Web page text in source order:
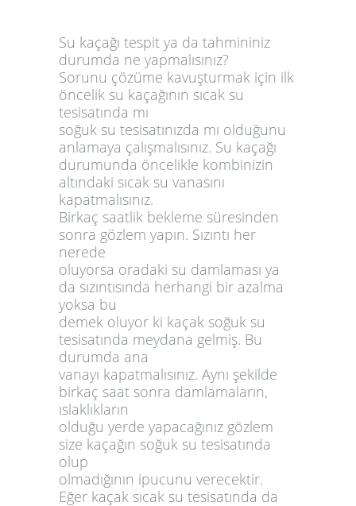
Su kaçağı tespit ya da tahmininiz
durumda ne yapmalısınız?
Sorunu çözüme kavuşturmak için ilk
öncelik su kaçağının sıcak su
tesisatında mı
soğuk su tesisatınızda mı olduğunu
anlamaya çalışmalısınız. Su kaçağı
durumunda öncelikle kombinizin
altındaki sıcak su vanasını
kapatmalısınız.
Birkaç saatlik bekleme süresinden
sonra gözlem yapın. Sızıntı her
nerede
oluyorsa oradaki su damlaması ya
da sızıntısında herhangi bir azalma
yoksa bu
demek oluyor ki kaçak soğuk su
tesisatında meydana gelmiş. Bu
durumda ana
vanayı kapatmalısınız. Aynı şekilde
birkaç saat sonra damlamaların,
ıslaklıkların
olduğu yerde yapacağınız gözlem
size kaçağın soğuk su tesisatında
olup
olmadığının ipucunu verecektir.
Eğer kaçak sıcak su tesisatında da